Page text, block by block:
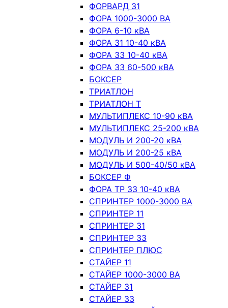
ФОРВАРД 31
ФОРА 1000-3000 ВА
ФОРА 6-10 кВА
ФОРА 31 10-40 кВА
ФОРА 33 10-40 кВА
ФОРА 33 60-500 кВА
БОКСЕР
ТРИАТЛОН
ТРИАТЛОН Т
МУЛЬТИПЛЕКС 10-90 кВА
МУЛЬТИПЛЕКС 25-200 кВА
МОДУЛЬ И 200-20 кВА
МОДУЛЬ И 200-25 кВА
МОДУЛЬ И 500-40/50 кВА
БОКСЕР Ф
ФОРА ТР 33 10-40 кВА
СПРИНТЕР 1000-3000 ВА
СПРИНТЕР 11
СПРИНТЕР 31
СПРИНТЕР 33
СПРИНТЕР ПЛЮС
СТАЙЕР 11
СТАЙЕР 1000-3000 ВА
СТАЙЕР 31
СТАЙЕР 33